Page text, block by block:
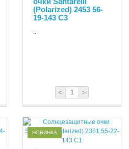
(Polarized) 2453 56-
19-143 С3
..
< >
НОВИНКА